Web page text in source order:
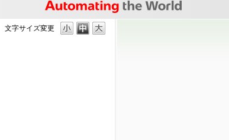
文字サイズ変更